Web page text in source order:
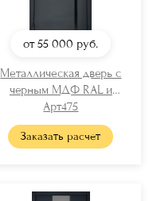
от 55 000 руб.
Металлическая дверь с
черным МДФ RAL и
вертикальной стеклянной
полосой
Арт475
Заказать расчет